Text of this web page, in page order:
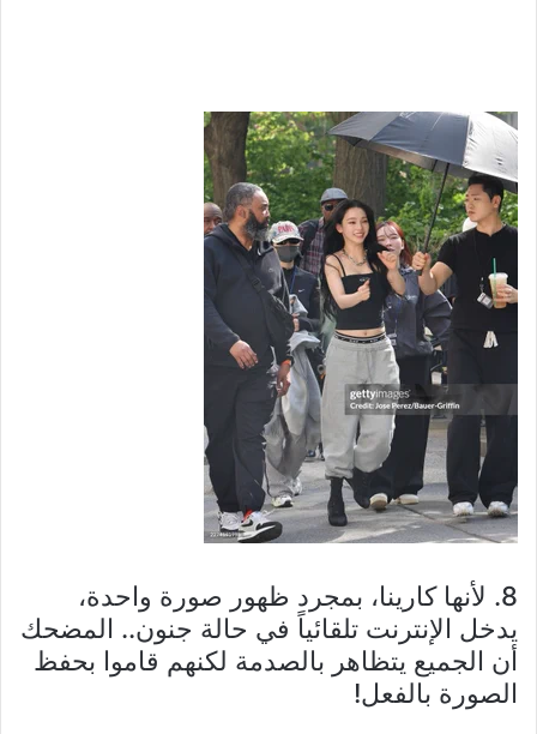
8. لأنها كارينا، بمجرد ظهور صورة واحدة،
يدخل الإنترنت تلقائياً في حالة جنون.. المضحك
أن الجميع يتظاهر بالصدمة لكنهم قاموا بحفظ
الصورة بالفعل!